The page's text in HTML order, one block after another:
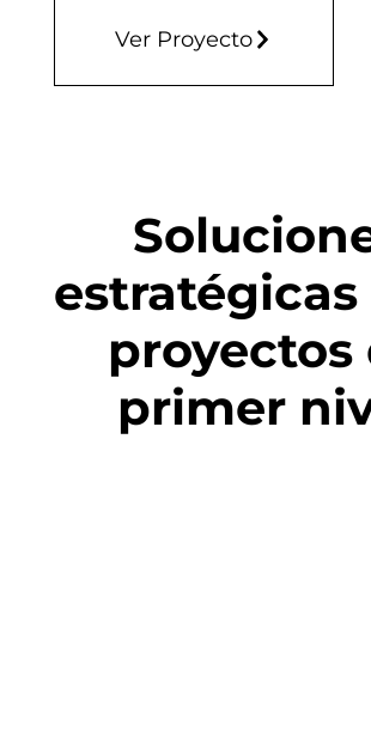
Ver Proyecto
estratégicas
proyectos
primer